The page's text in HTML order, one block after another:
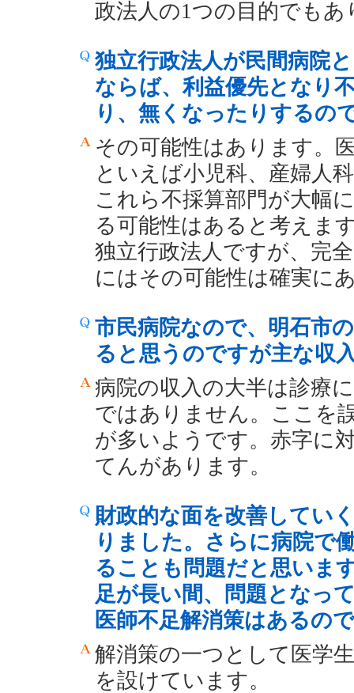
政法人の1つの目的でもあ
独立行政法人が民間病院
ならば、利益優先となり
り、無くなったりするの
その可能性はあります。
といえば小児科、産婦人
これら不採算部門が大幅
る可能性はあると考えま
独立行政法人ですが、完
にはその可能性は確実に
市民病院なので、明石市
ると思うのですが主な収
病院の収入の大半は診療
ではありません。ここを
が多いようです。赤字に
てんがあります。
財政的な面を改善してい
りました。さらに病院で
ることも問題だと思いま
足が長い間、問題となっ
医師不足解消策はあるの
解消策の一つとして医学
を設けています。